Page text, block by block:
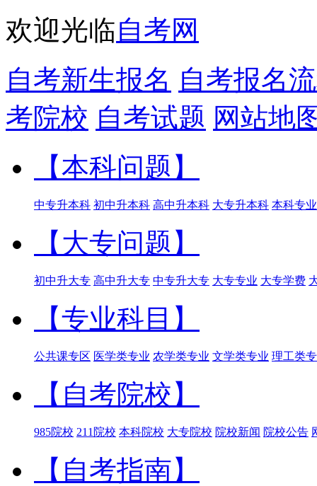
欢迎光临自考网
自考新生报名 自考报名
考院校 自考试题 网站地
【本科问题】
中专升本科 初中升本科 高中升本科 大专升本科 本科专业
【大专问题】
初中升大专 高中升大专 中专升大专 大专专业 大专学费
【专业科目】
公共课专区 医学类专业 农学类专业 文学类专业 理工类
【自考院校】
985院校 211院校 本科院校 大专院校 院校新闻 院校公告
【自考指南】